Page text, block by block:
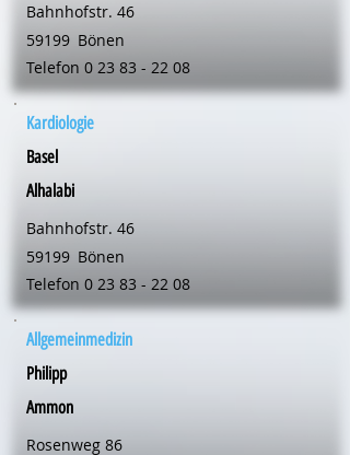
Bahnhofstr. 46
59199 Bönen
Telefon 0 23 83 - 22 08
Kardiologie
Basel
Alhalabi
Bahnhofstr. 46
59199 Bönen
Telefon 0 23 83 - 22 08
Allgemeinmedizin
Philipp
Ammon
Rosenweg 86